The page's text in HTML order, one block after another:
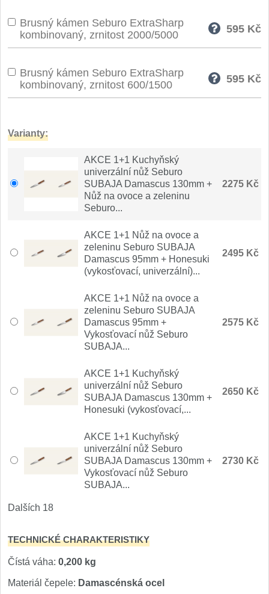
Nože Seburo HOKORI
Nože Seburo HOGANI 20
Nože Seburo WEST
Nože Tojiro
Nože Tojiro Shippu
Nože Tojiro Zen 1
Nože Samura MO-V 4
Nože Samura Bamboo
Ostřiče nožů V-Sharp
Brousky na nože 9
4
Značky
Brusný kámen Seburo ExtraSharp
kombinovaný, zrnitost 2000/5000
595 Kč
Brusný kámen Seburo ExtraSharp
kombinovaný, zrnitost 600/1500
595 Kč
Varianty:
AKCE 1+1 Kuchyňský
univerzální nůž Seburo
SUBAJA Damascus 130mm +
Nůž na ovoce a zeleninu
Seburo...
2275 Kč
AKCE 1+1 Nůž na ovoce a
zeleninu Seburo SUBAJA
Damascus 95mm + Honesuki
(vykosťovací, univerzální)...
2495 Kč
AKCE 1+1 Nůž na ovoce a
zeleninu Seburo SUBAJA
Damascus 95mm +
Vykosťovací nůž Seburo
SUBAJA...
2575 Kč
AKCE 1+1 Kuchyňský
univerzální nůž Seburo
SUBAJA Damascus 130mm +
Honesuki (vykosťovací,...
2650 Kč
AKCE 1+1 Kuchyňský
univerzální nůž Seburo
SUBAJA Damascus 130mm +
Vykosťovací nůž Seburo
SUBAJA...
2730 Kč
Dalších 18
TECHNICKÉ CHARAKTERISTIKY
Čístá váha: 0,200 kg
Materiál čepele: Damascénská ocel